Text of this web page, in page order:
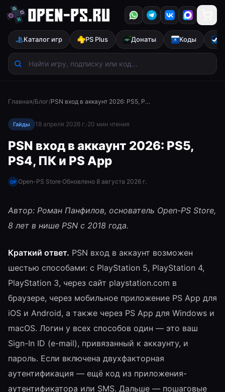
Каталог игр PS Plus Донаты Коды
Главная/Блог/ PSN вход в аккаунт 2026: PS5, PS4, ПК и PS App
Гайды 18 апреля 2026 г.·20 мин чтения
PSN вход в аккаунт 2026: PS5,
PS4, ПК и PS App
OP Open-PS Store·Обновлено 8 августа 2026 г.
Автор: Роман Панфилов, основатель Open-PS Store,
8 лет в нише PSN с 2018 года.
Краткий ответ. PSN вход в аккаунт возможен
шестью способами: с PlayStation 5, PlayStation 4,
PlayStation 3, через сайт playstation.com в
браузере, через мобильное приложение PS App для
iOS и Android, а также через PS App для Windows и
macOS. Логин у всех способов один — это ваш
Sign-In ID (e-mail), привязанный к аккаунту, и
пароль. Если включена двухфакторная
аутентификация — ещё код из приложения-
аутентификатора или SMS. Дальше — пошаговые